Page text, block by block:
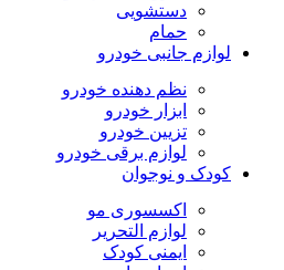
دستشویی
حمام
لوازم جانبی خودرو
نظم دهنده خودرو
ابزار خودرو
تزیین خودرو
لوازم برقی خودرو
کودک و نوجوان
اکسسوری مو
لوازم التحریر
ایمنی کودک